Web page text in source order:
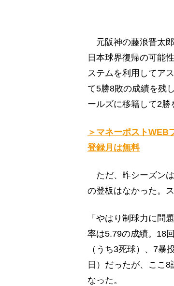
元阪神の藤浪晋太郎
日本球界復帰の可能
ステムを利用してア
て5勝8敗の成績を残
ールズに移籍して2勝
＞マネーポスト
登録月は無料
ただ、昨シーズン
の登板はなかった。
「やはり制球力に問
率は5.79の成績。18
（うち3死球）、7暴
日）だったが、ここ
なった。